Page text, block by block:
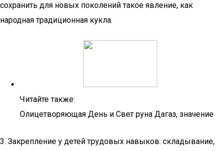
сохранить для новых поколений такое явление, как
народная традиционная кукла.
Читайте также:
Олицетворяющая День и Свет руна Дагаз, значение
3. Закрепление у детей трудовых навыков: складывание,